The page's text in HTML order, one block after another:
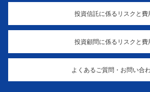
投資信託に係るリスクと費
投資顧問に係るリスクと費
よくあるご質問・お問い合